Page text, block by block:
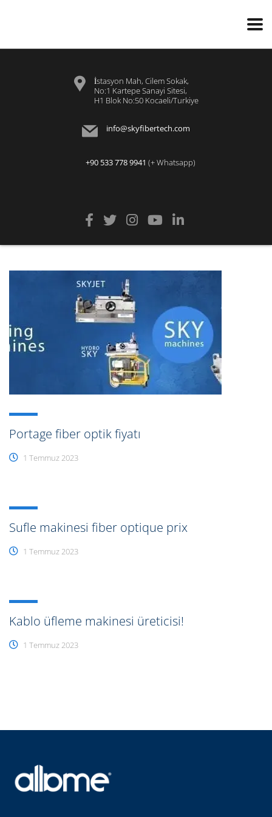
İstasyon Mah, Cilem Sokak,
No:1 Kartepe Sanayi Sitesi,
H1 Blok No:50 Kocaeli/Turkiye
info@skyfibertech.com
+90 533 778 9941 (+ Whatsapp)
Portage fiber optik fiyatı
1 Temmuz 2023
Sufle makinesi fiber optique prix
1 Temmuz 2023
Kablo üfleme makinesi üreticisi!
1 Temmuz 2023